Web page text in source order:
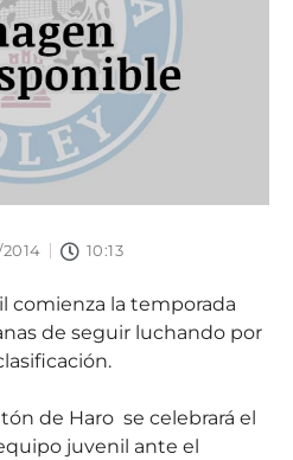
10:13
comienza la temporada
de seguir luchando por
de Haro se celebrará el
juvenil ante el